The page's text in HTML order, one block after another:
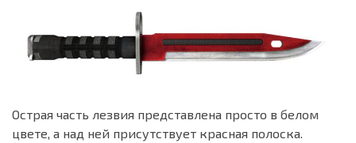
Острая часть лезвия представлена просто в белом
цвете, а над ней присутствует красная полоска.